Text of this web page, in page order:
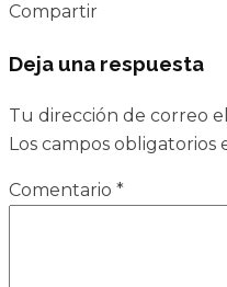
Compartir
Deja una respuesta
Tu dirección de correo
Los campos obligatorios
Comentario *